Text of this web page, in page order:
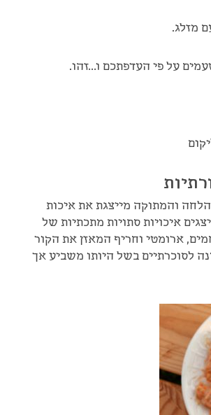
מזלג.
על פי העדפתכם ו…זהו.
והמתוקה מייצגת את איכות
איכויות סתויות מתכתיות של
ארומטי וחריף המאזן את הקור
לסוכרתיים בשל היותו משביע אך